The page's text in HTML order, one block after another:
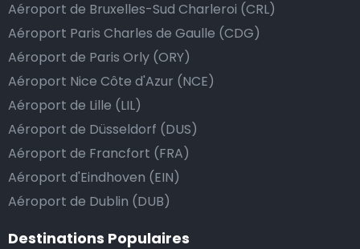
dépasse vos attentes, vous avez bien sûr la possibilité
de donner un pourboire.
La manière la plus simple pour ce faire est d’arrondir
le prix de la course au montant supérieur, ou de dire
au chauffeur de ne pas rendre la monnaie après lui
avoir donné un billet plus élevé que le prix de la
course.
Combien coûte une navette d’aéroport à
Fuengirola?
Aéroport de Bruxelles-Sud Charleroi (CRL)
Aéroport Paris Charles de Gaulle (CDG)
Aéroport de Paris Orly (ORY)
Aéroport Nice Côte d'Azur (NCE)
Aéroport de Lille (LIL)
Aéroport de Düsseldorf (DUS)
Aéroport de Francfort (FRA)
Aéroport d'Eindhoven (EIN)
Aéroport de Dublin (DUB)
Destinations Populaires